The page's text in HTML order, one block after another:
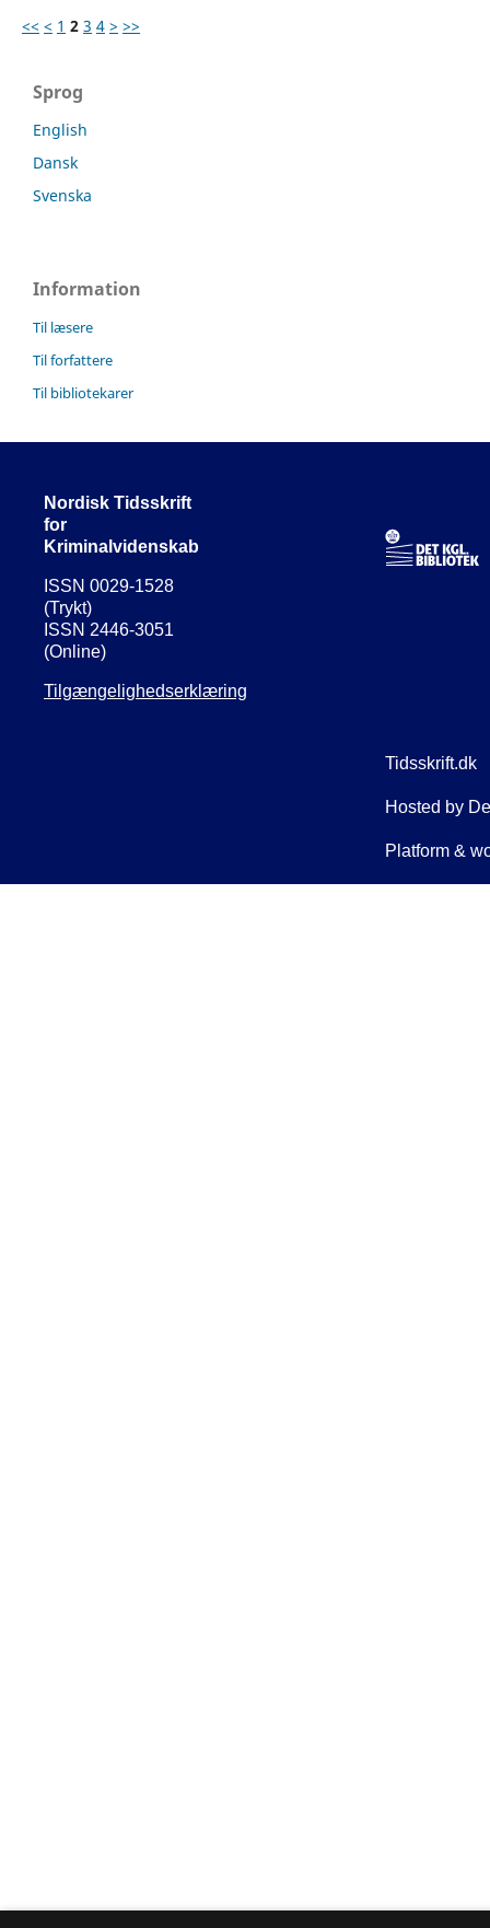
<< < 1 2 3 4 > >>
Sprog
English
Dansk
Svenska
Information
Til læsere
Til forfattere
Til bibliotekarer
Nordisk Tidsskrift
for
Kriminalvidenskab
ISSN 0029-1528
(Trykt)
ISSN 2446-3051
(Online)
Tilgængelighedserklæring